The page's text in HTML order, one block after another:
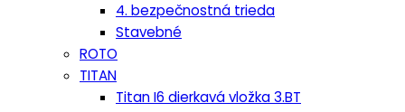
4. bezpečnostná trieda
Stavebné
ROTO
TITAN
Titan I6 dierkavá vložka 3.BT